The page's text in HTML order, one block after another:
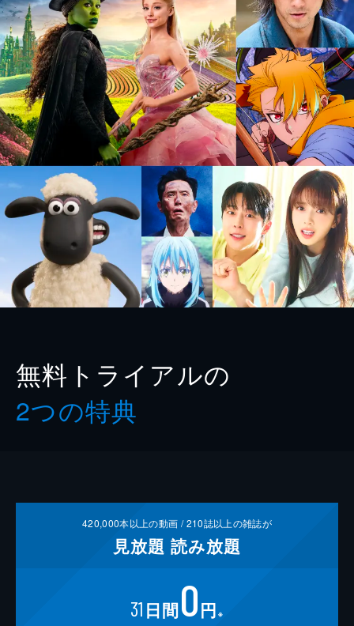
無料トライアルの
2つの特典
420,000本以上の動画 /210誌以上の雑誌が
見放題 読み放題
31 日間0円 ※